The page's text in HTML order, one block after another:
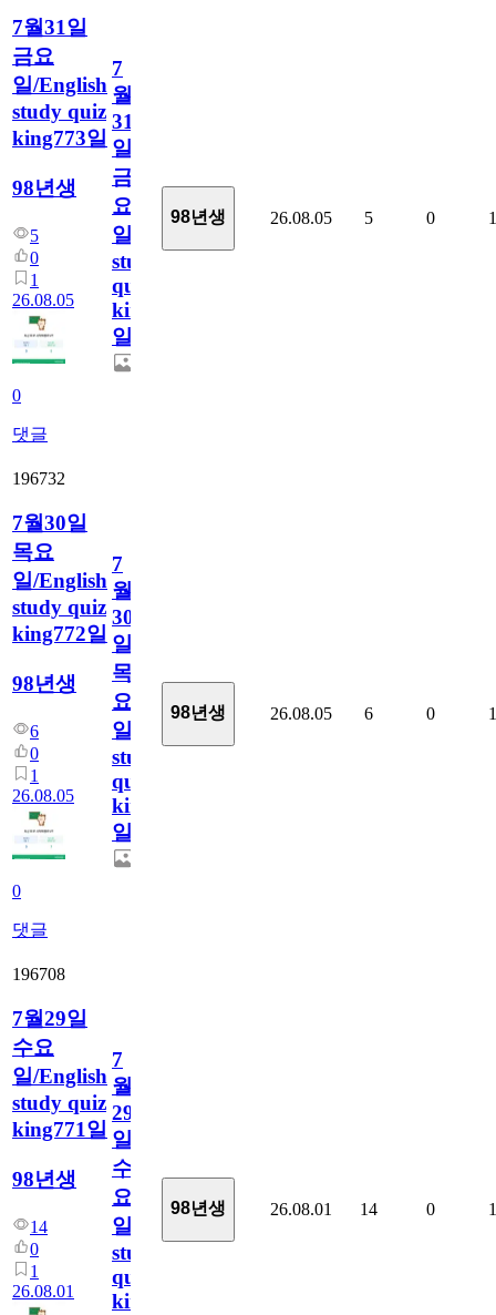
7월31일
금요
일/English
study quiz
king773일
98년생
5
0
1
26.08.05
0
댓글
7
월
31
일
금
요
일/English
study
quiz
king773
일
98년생 26.08.05 5 0 1
196732
7월30일
목요
일/English
study quiz
king772일
98년생
6
0
1
26.08.05
0
댓글
7
월
30
일
목
요
일/English
study
quiz
king772
일
98년생 26.08.05 6 0 1
196708
7월29일
수요
일/English
study quiz
king771일
98년생
14
0
1
26.08.01
7
월
29
일
수
요
일/English
study
quiz
king771
98년생 26.08.01 14 0 1